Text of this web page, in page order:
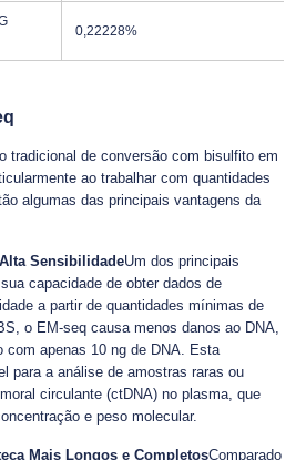
0,22228%
tradicional de conversão com bisulfito em
ao trabalhar com quantidades
algumas das principais vantagens da
SensibilidadeUm dos principais
capacidade de obter dados de
a partir de quantidades mínimas de
o EM-seq causa menos danos ao DNA,
com apenas 10 ng de DNA. Esta
para a análise de amostras raras ou
circulante (ctDNA) no plasma, que
e peso molecular.
Mais Longos e CompletosComparado